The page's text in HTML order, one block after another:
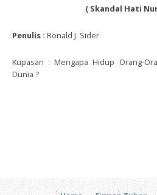
( Skandal Hati
Penulis : Ronald J. Sider
Kupasan : Mengapa Hidup Orang-
Dunia ?